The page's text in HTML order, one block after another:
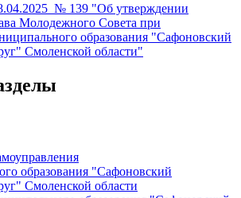
№ 139 "Об утверждении
Молодежного Совета при
образования "Сафоновский
Смоленской области"
образования "Сафоновский
Смоленской области